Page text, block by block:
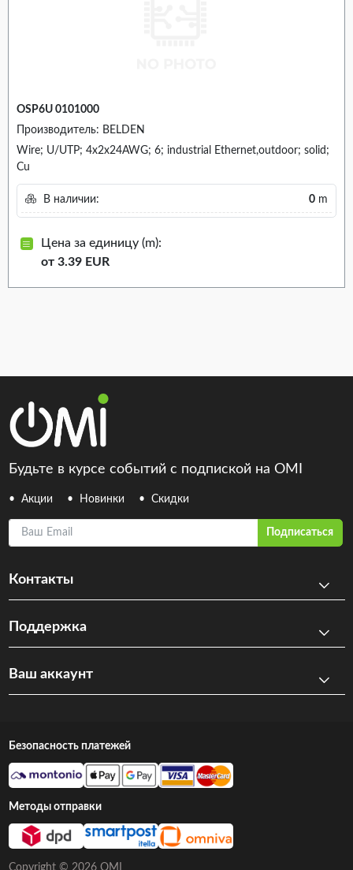
OSP6U 0101000
Производитель: BELDEN
Wire; U/UTP; 4x2x24AWG; 6; industrial Ethernet,outdoor; solid;
Cu
В наличии: 0 m
Цена за единицу (m):
от 3.39 EUR
Будьте в курсе событий с подпиской на OMI
Акции Новинки Скидки
Ваш Email
Подписаться
Контакты
Поддержка
Ваш аккаунт
Copyright © 2026 OMI
Безопасность платежей
Методы отправки